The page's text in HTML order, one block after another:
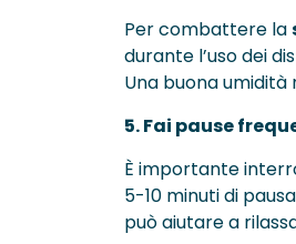
Per combattere la
durante l’uso dei
Una buona umidità
5. Fai pause
È importante
5-10 minuti di
può aiutare a